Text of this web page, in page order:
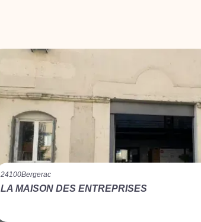
24100Bergerac
LA MAISON DES ENTREPRISES